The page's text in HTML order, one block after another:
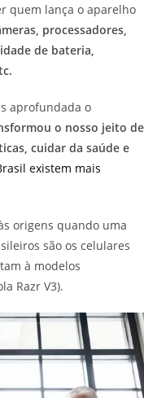
quem lança o aparelho
processadores,
de bateria,
aprofundada o
o nosso jeito de
cuidar da saúde e
existem mais
origens quando uma
são os celulares
à modelos
Razr V3).